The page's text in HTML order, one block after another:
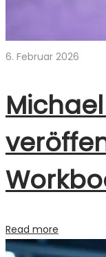
6. Februar 2026
Read more